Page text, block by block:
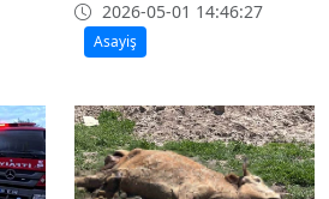
2026-05-01 14:46:27
Asayiş